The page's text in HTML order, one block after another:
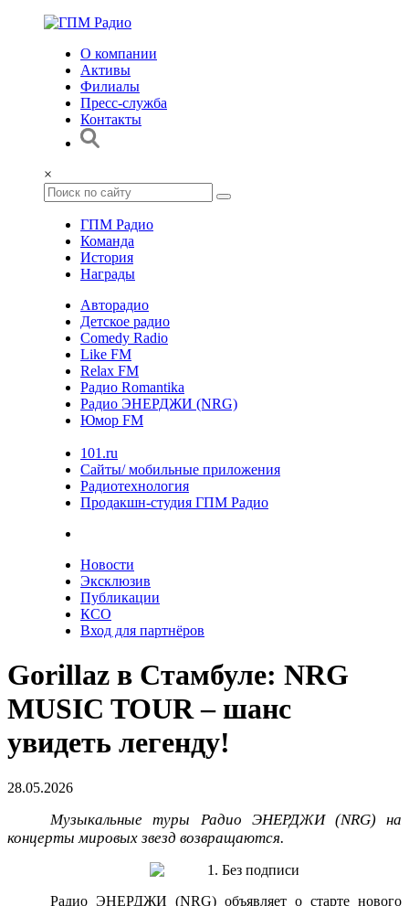
О компании
Активы
Филиалы
Пресс-служба
Контакты
×
ГПМ Радио
Команда
История
Награды
Авторадио
Детское радио
Comedy Radio
Like FM
Relax FM
Радио Romantika
Радио ЭНЕРДЖИ (NRG)
Юмор FM
101.ru
Сайты/ мобильные приложения
Радиотехнология
Продакшн-студия ГПМ Радио
Новости
Эксклюзив
Публикации
КСО
Вход для партнёров
Gorillaz в Стамбуле: NRG
MUSIC TOUR – шанс
увидеть легенду!
28.05.2026
Музыкальные туры Радио ЭНЕРДЖИ (NRG) на
концерты мировых звезд возвращаются.
Радио ЭНЕРДЖИ (NRG) объявляет о старте нового